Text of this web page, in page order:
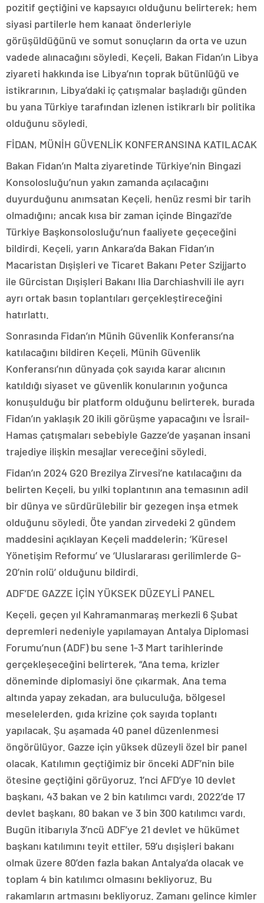
pozitif geçtiğini ve kapsayıcı olduğunu belirterek; hem
siyasi partilerle hem kanaat önderleriyle
görüşüldüğünü ve somut sonuçların da orta ve uzun
vadede alınacağını söyledi. Keçeli, Bakan Fidan’ın Libya
ziyareti hakkında ise Libya’nın toprak bütünlüğü ve
istikrarının, Libya’daki iç çatışmalar başladığı günden
bu yana Türkiye tarafından izlenen istikrarlı bir politika
olduğunu söyledi.
FİDAN, MÜNİH GÜVENLİK KONFERANSINA KATILACAK
Bakan Fidan’ın Malta ziyaretinde Türkiye’nin Bingazi
Konsolosluğu’nun yakın zamanda açılacağını
duyurduğunu anımsatan Keçeli, henüz resmi bir tarih
olmadığını; ancak kısa bir zaman içinde Bingazi’de
Türkiye Başkonsolosluğu’nun faaliyete geçeceğini
bildirdi. Keçeli, yarın Ankara’da Bakan Fidan’ın
Macaristan Dışişleri ve Ticaret Bakanı Peter Szijjarto
ile Gürcistan Dışişleri Bakanı Ilia Darchiashvili ile ayrı
ayrı ortak basın toplantıları gerçekleştireceğini
hatırlattı.
Sonrasında Fidan’ın Münih Güvenlik Konferansı’na
katılacağını bildiren Keçeli, Münih Güvenlik
Konferansı’nın dünyada çok sayıda karar alıcının
katıldığı siyaset ve güvenlik konularının yoğunca
konuşulduğu bir platform olduğunu belirterek, burada
Fidan’ın yaklaşık 20 ikili görüşme yapacağını ve İsrail-
Hamas çatışmaları sebebiyle Gazze’de yaşanan insani
trajediye ilişkin mesajlar vereceğini söyledi.
Fidan’ın 2024 G20 Brezilya Zirvesi’ne katılacağını da
belirten Keçeli, bu yılki toplantının ana temasının adil
bir dünya ve sürdürülebilir bir gezegen inşa etmek
olduğunu söyledi. Öte yandan zirvedeki 2 gündem
maddesini açıklayan Keçeli maddelerin; ‘Küresel
Yönetişim Reformu’ ve ‘Uluslararası gerilimlerde G-
20’nin rolü’ olduğunu bildirdi.
ADF’DE GAZZE İÇİN YÜKSEK DÜZEYLİ PANEL
Keçeli, geçen yıl Kahramanmaraş merkezli 6 Şubat
depremleri nedeniyle yapılamayan Antalya Diplomasi
Forumu’nun (ADF) bu sene 1-3 Mart tarihlerinde
gerçekleşeceğini belirterek, “Ana tema, krizler
döneminde diplomasiyi öne çıkarmak. Ana tema
altında yapay zekadan, ara buluculuğa, bölgesel
meselelerden, gıda krizine çok sayıda toplantı
yapılacak. Şu aşamada 40 panel düzenlenmesi
öngörülüyor. Gazze için yüksek düzeyli özel bir panel
olacak. Katılımın geçtiğimiz bir önceki ADF’nin bile
ötesine geçtiğini görüyoruz. 1’nci AFD’ye 10 devlet
başkanı, 43 bakan ve 2 bin katılımcı vardı. 2022’de 17
devlet başkanı, 80 bakan ve 3 bin 300 katılımcı vardı.
Bugün itibarıyla 3’ncü ADF’ye 21 devlet ve hükümet
başkanı katılımını teyit ettiler, 59’u dışişleri bakanı
olmak üzere 80’den fazla bakan Antalya’da olacak ve
toplam 4 bin katılımcı olmasını bekliyoruz. Bu
rakamların artmasını bekliyoruz. Zamanı gelince kimler